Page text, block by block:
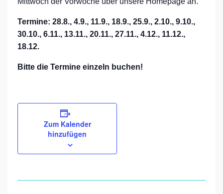
Termine: 28.8., 4.9., 11.9., 18.9., 25.9., 2.10., 9.10.,
30.10., 6.11., 13.11., 20.11., 27.11., 4.12., 11.12.,
18.12.
Bitte die Termine einzeln buchen!
Zum Kalender
hinzufügen